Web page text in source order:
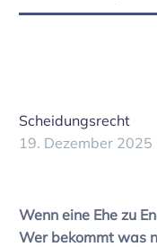
Scheidungsrecht
19. Dezember 2025
Wenn eine Ehe zu
Wer bekommt was